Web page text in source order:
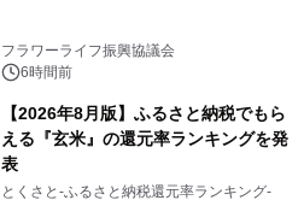
フラワーライフ振興協議会
6時間前
【2026年8月版】ふるさと納税でもら
える『玄米』の還元率ランキングを発
表
とくさと-ふるさと納税還元率ランキング-